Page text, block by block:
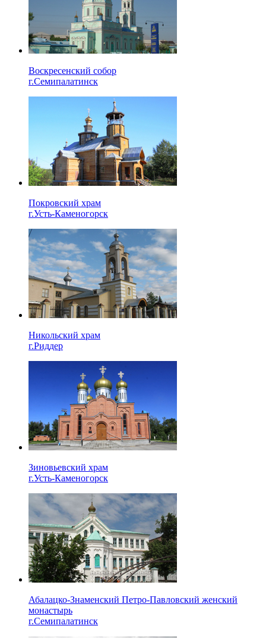
Воскресенский собор
г.Семипалатинск
Покровский храм
г.Усть-Каменогорск
Никольский храм
г.Риддер
Зиновьевский храм
г.Усть-Каменогорск
Абалацко-Знаменский Петро-Павловский женский
монастырь
г.Семипалатинск